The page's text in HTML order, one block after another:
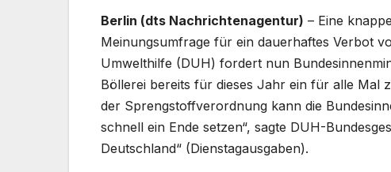
Berlin (dts Nachrichtenagentur) – Eine
Meinungsumfrage für ein dauerhaftes Verbot
Umwelthilfe (DUH) fordert nun
Böllerei bereits für dieses Jahr ein für alle Mal
der Sprengstoffverordnung kann die
schnell ein Ende setzen“, sagte DUH-
Deutschland“ (Dienstagausgaben).